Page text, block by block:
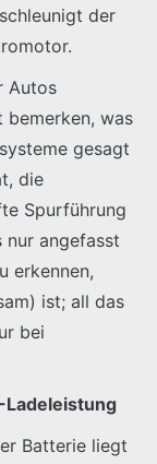
der
Autos
was
gesagt
die
Spurführung
angefasst
erkennen,
ist; all das
bei
Ladeleistung
Batterie liegt